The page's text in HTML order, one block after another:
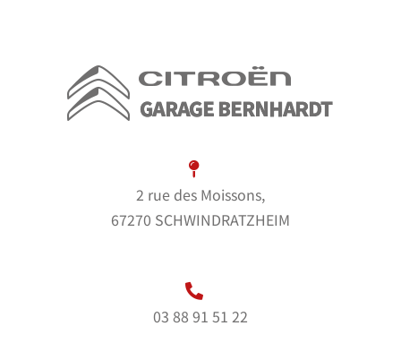
2 rue des Moissons,
67270 SCHWINDRATZHEIM
03 88 91 51 22